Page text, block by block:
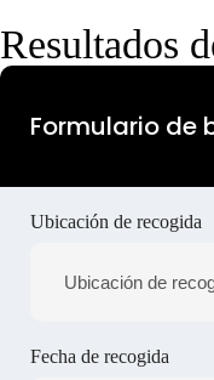
Resultados
Formulario de
Ubicación de recogida
Fecha de recogida